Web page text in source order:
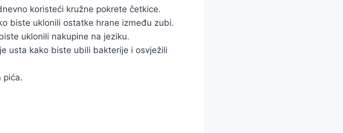
koristeći kružne pokrete četkice.
biste uklonili ostatke hrane između zubi.
uklonili nakupine na jeziku.
usta kako biste ubili bakterije i osvježili
pića.